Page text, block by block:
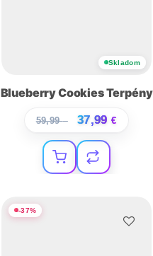
Skladom
Blueberry Cookies Terpény
59,99€ 37,99 €
-37%